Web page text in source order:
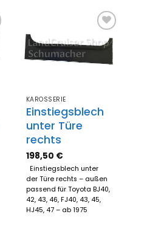
Zum
Merkzettel
hinzufügen
KAROSSERIE
Einstiegsblech
unter Türe
rechts
198,50 €
Einstiegsblech unter
der Türe rechts – außen
passend für Toyota BJ40,
42, 43, 46, FJ40, 43, 45,
HJ45, 47 – ab 1975